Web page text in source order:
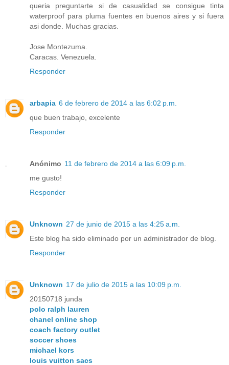
queria preguntarte si de casualidad se consigue tinta
waterproof para pluma fuentes en buenos aires y si fuera
asi donde. Muchas gracias.
Jose Montezuma.
Caracas. Venezuela.
Responder
arbapia 6 de febrero de 2014 a las 6:02 p.m.
que buen trabajo, excelente
Responder
Anónimo 11 de febrero de 2014 a las 6:09 p.m.
me gusto!
Responder
Unknown 27 de junio de 2015 a las 4:25 a.m.
Este blog ha sido eliminado por un administrador de blog.
Responder
Unknown 17 de julio de 2015 a las 10:09 p.m.
20150718 junda
polo ralph lauren
chanel online shop
coach factory outlet
soccer shoes
michael kors
louis vuitton sacs